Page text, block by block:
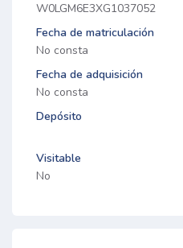
W0LGM6E3XG1037052
Fecha de matriculación
No consta
Fecha de adquisición
No consta
Depósito
Visitable
No